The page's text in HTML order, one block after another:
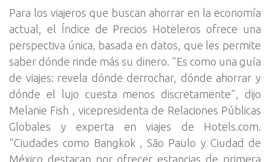
Para los viajeros que buscan ahorrar en la economía
actual, el Índice de Precios Hoteleros ofrece una
perspectiva única, basada en datos, que les permite
saber dónde rinde más su dinero. "Es como una guía
de viajes: revela dónde derrochar, dónde ahorrar y
dónde el lujo cuesta menos discretamente", dijo
Melanie Fish , vicepresidenta de Relaciones Públicas
Globales y experta en viajes de Hotels.com.
"Ciudades como Bangkok , São Paulo y Ciudad de
México destacan por ofrecer estancias de primera